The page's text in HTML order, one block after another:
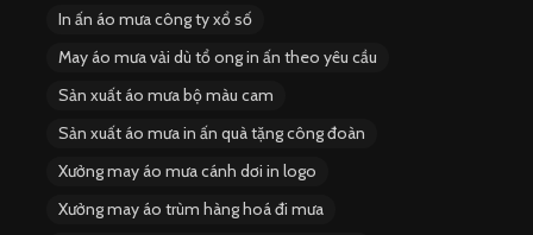
In ấn áo mưa công ty xổ số
May áo mưa vải dù tổ ong in ấn theo yêu cầu
Sản xuất áo mưa bộ màu cam
Sản xuất áo mưa in ấn quà tặng công đoàn
Xưởng may áo mưa cánh dơi in logo
Xưởng may áo trùm hàng hoá đi mưa